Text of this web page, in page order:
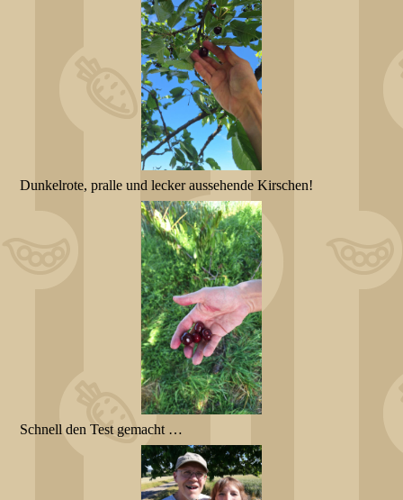
Dunkelrote, pralle und lecker aussehende Kirschen!
Schnell den Test gemacht …